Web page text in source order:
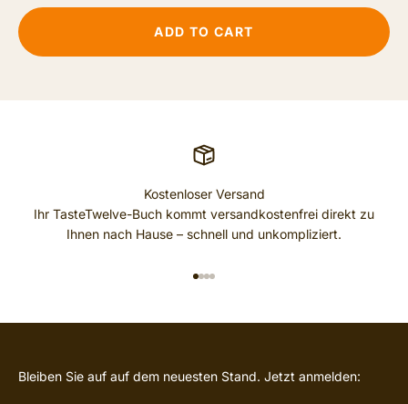
ADD TO CART
Kostenloser Versand
Ihr TasteTwelve-Buch kommt versandkostenfrei direkt zu
Ihnen nach Hause – schnell und unkompliziert.
Bleiben Sie auf auf dem neuesten Stand. Jetzt anmelden: